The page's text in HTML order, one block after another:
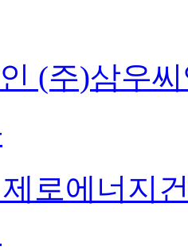
(주)삼우
제로에너지